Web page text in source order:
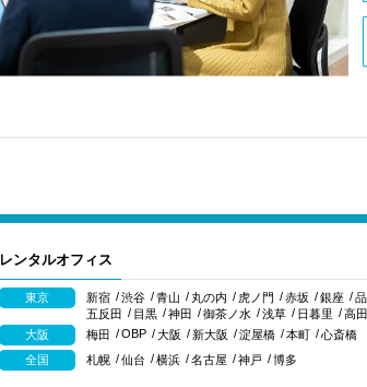
レンタルオフィス
東京 新宿 渋谷 青山 丸の内 虎ノ門 赤坂 銀座 品
五反田
目黒 神田 御茶ノ水 浅草 日暮里 高
大阪
梅田 OBP 大阪 新大阪 淀屋橋 本町
心斎橋
全国
札幌 仙台 横浜 名古屋 神戸 博多